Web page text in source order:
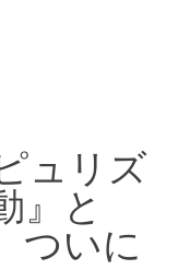
ュリズ
』と
ついに